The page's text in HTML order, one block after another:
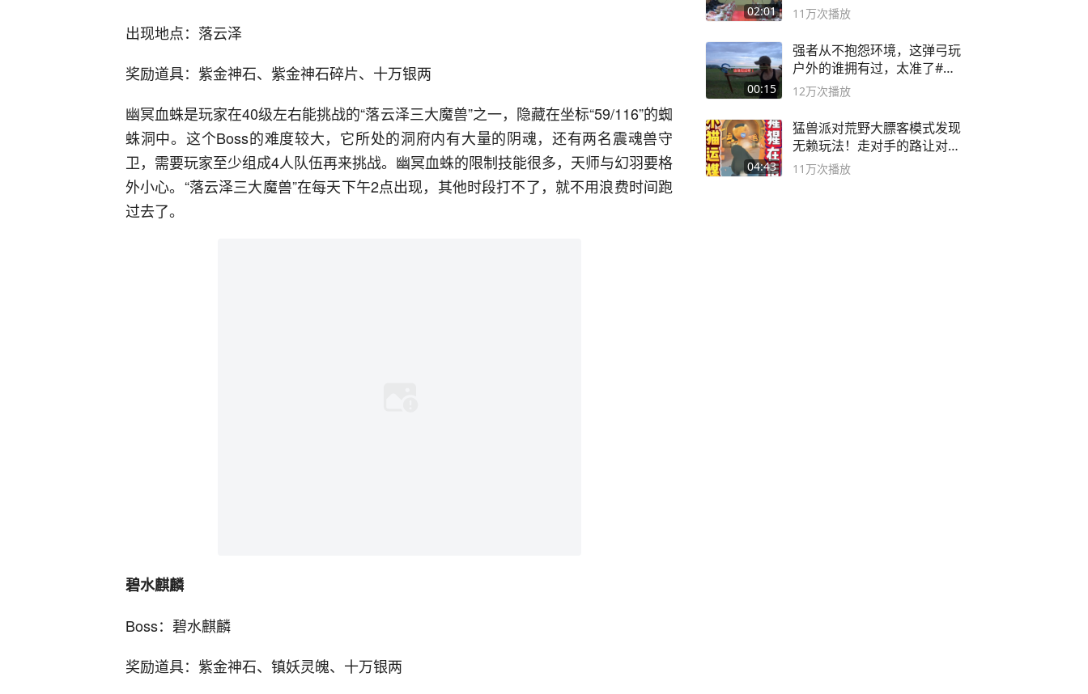
出现地点：落云泽
奖励道具：紫金神石、紫金神石碎片、十万银两
幽冥血蛛是玩家在40级左右能挑战的“落云泽三大魔兽”之一，隐藏在坐标“59/116”的蜘
蛛洞中。这个Boss的难度较大，它所处的洞府内有大量的阴魂，还有两名震魂兽守
卫，需要玩家至少组成4人队伍再来挑战。幽冥血蛛的限制技能很多，天师与幻羽要格
外小心。“落云泽三大魔兽”在每天下午2点出现，其他时段打不了，就不用浪费时间跑
过去了。
碧水麒麟
Boss：碧水麒麟
奖励道具：紫金神石、镇妖灵魄、十万银两
02:01 11万次播放
00:15
强者从不抱怨环境，这弹弓玩
户外的谁拥有过，太准了#弹
弓#户外
12万次播放
04:43
猛兽派对荒野大膘客模式发现
无赖玩法！走对手的路让对手
无路可走
11万次播放